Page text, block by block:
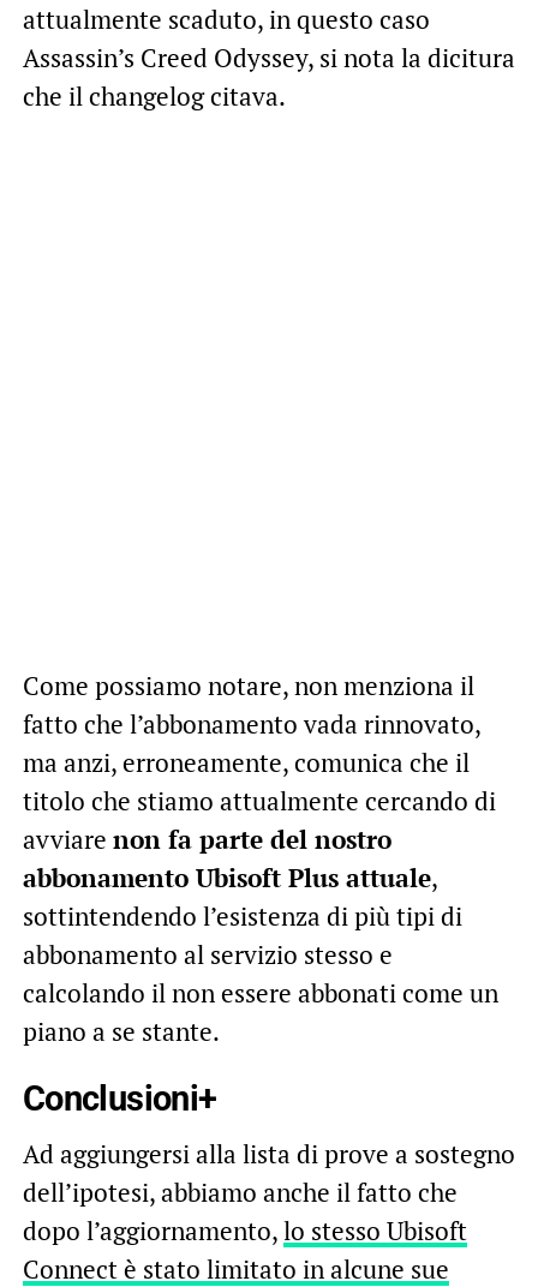
attualmente scaduto, in questo caso
Assassin’s Creed Odyssey, si nota la dicitura
che il changelog citava.
Come possiamo notare, non menziona il
fatto che l’abbonamento vada rinnovato,
ma anzi, erroneamente, comunica che il
titolo che stiamo attualmente cercando di
avviare non fa parte del nostro
abbonamento Ubisoft Plus attuale,
sottintendendo l’esistenza di più tipi di
abbonamento al servizio stesso e
calcolando il non essere abbonati come un
piano a se stante.
Conclusioni+
Ad aggiungersi alla lista di prove a sostegno
dell’ipotesi, abbiamo anche il fatto che
dopo l’aggiornamento,lo stesso Ubisoft
Connect è stato limitato in alcune sue